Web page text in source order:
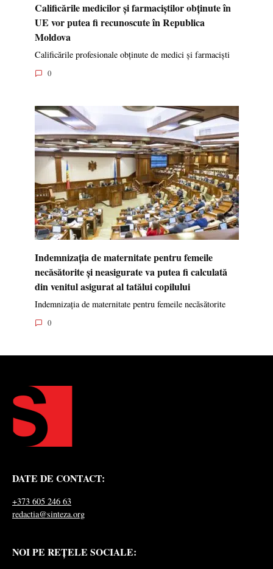
Calificările medicilor și farmaciștilor obținute în
UE vor putea fi recunoscute în Republica
Moldova
Calificările profesionale obținute de medici și farmaciști
0
Indemnizația de maternitate pentru femeile
necăsătorite și neasigurate va putea fi calculată
din venitul asigurat al tatălui copilului
Indemnizația de maternitate pentru femeile necăsătorite
0
DATE DE CONTACT:
+373 605 246 63
redactia@sinteza.org
NOI PE REȚELE SOCIALE: